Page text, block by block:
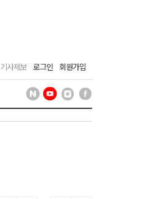
기사제보 로그인 회원가입